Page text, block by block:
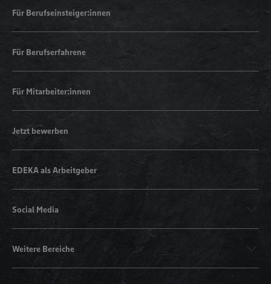
Für Berufseinsteiger:innen
Für Berufserfahrene
Für Mitarbeiter:innen
Jetzt bewerben
EDEKA als Arbeitgeber
Social Media
Weitere Bereiche